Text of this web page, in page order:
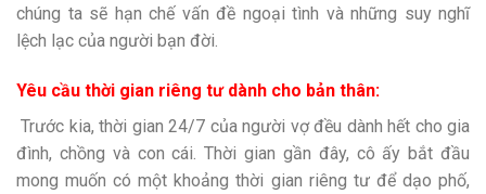
chúng ta sẽ hạn chế vấn đề ngoại tình và những suy nghĩ
lệch lạc của người bạn đời.
Yêu cầu thời gian riêng tư dành cho bản thân:
Trước kia, thời gian 24/7 của người vợ đều dành hết cho gia
đình, chồng và con cái. Thời gian gần đây, cô ấy bắt đầu
mong muốn có một khoảng thời gian riêng tư để dạo phố,